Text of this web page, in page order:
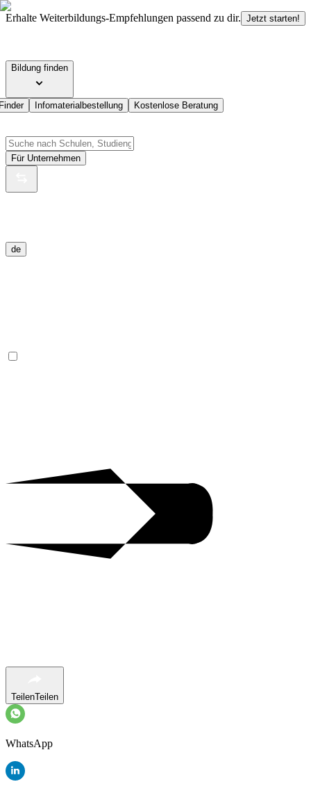
Erhalte Weiterbildungs-Empfehlungen passend zu dir. Jetzt starten!
Bildung finden
Infomaterialbestellung Kostenlose Beratung
Für Unternehmen
de
TeilenTeilen
WhatsApp